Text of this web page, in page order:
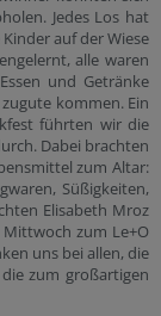
Jedes Los hat
auf der Wiese
alle waren
und Getränke
kommen. Ein
führten wir die
Dabei brachten
zum Altar:
Süßigkeiten,
Elisabeth Mroz
zum Le+O
uns bei allen, die
zum großartigen